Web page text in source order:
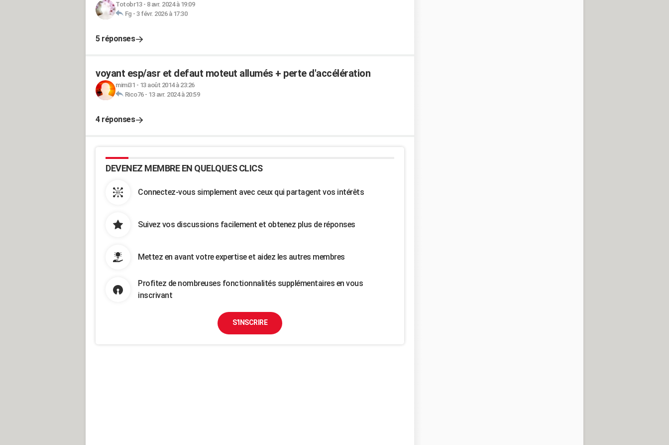
Totobr13- 8 avr. 2024 à 19:09
Fg - 3 févr. 2026 à 17:30
5 réponses
voyant esp/asr et defaut moteut allumés + perte d'accélération
mimi31 - 13 août 2014 à 23:26
Rico76- 13 avr. 2024 à 20:59
4 réponses
DEVENEZ MEMBRE EN QUELQUES CLICS
Connectez-vous simplement avec ceux qui partagent vos intérêts
Suivez vos discussions facilement et obtenez plus de réponses
Mettez en avant votre expertise et aidez les autres membres
Profitez de nombreuses fonctionnalités supplémentaires en vous
inscrivant
S'INSCRIRE